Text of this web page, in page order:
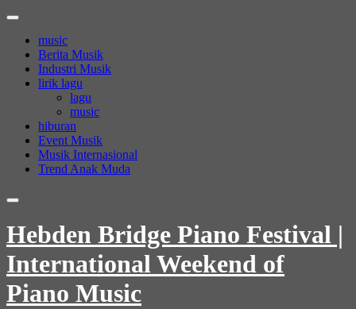
Skip
contentmusic
Berita Musik
Industri Musik
lirik lagu
lagu
music
hiburan
Event Musik
Musik Internasional
Trend Anak Muda
Hebden Bridge Piano Festival |
International Weekend of
Piano Music